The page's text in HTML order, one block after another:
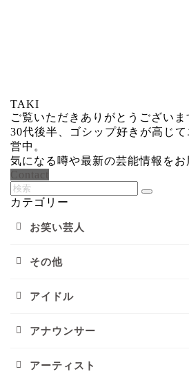
TAKI
ご覧いただきありがとうございま
30代後半、ゴシップ好きが高じ
営中。
気になる噂や最新の芸能情報をお
Contact
カテゴリー
お笑い芸人
その他
アイドル
アナウンサー
アーティスト